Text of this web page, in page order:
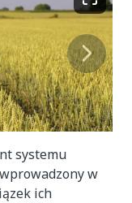
systemu
w
ich